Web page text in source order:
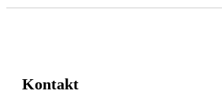
Kontakt